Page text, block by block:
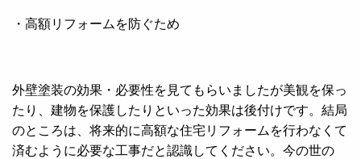
・高額リフォームを防ぐため
外壁塗装の効果・必要性を見てもらいましたが美観を保っ
たり、建物を保護したりといった効果は後付けです。結局
のところは、将来的に高額な住宅リフォームを行わなくて
済むように必要な工事だと認識してください。今の世の